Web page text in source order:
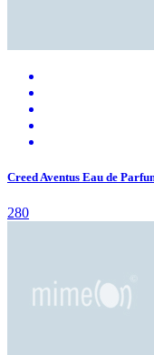
Creed Aventus Eau de
280